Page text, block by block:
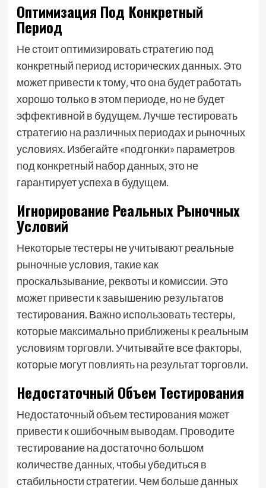
Оптимизация Под Конкретный
Период
Не стоит оптимизировать стратегию под
конкретный период исторических данных. Это
может привести к тому‚ что она будет работать
хорошо только в этом периоде‚ но не будет
эффективной в будущем. Лучше тестировать
стратегию на различных периодах и рыночных
условиях. Избегайте «подгонки» параметров
под конкретный набор данных‚ это не
гарантирует успеха в будущем.
Игнорирование Реальных Рыночных
Условий
Некоторые тестеры не учитывают реальные
рыночные условия‚ такие как
проскальзывание‚ реквоты и комиссии. Это
может привести к завышению результатов
тестирования. Важно использовать тестеры‚
которые максимально приближены к реальным
условиям торговли. Учитывайте все факторы‚
которые могут повлиять на результат торговли.
Недостаточный Объем Тестирования
Недостаточный объем тестирования может
привести к ошибочным выводам. Проводите
тестирование на достаточно большом
количестве данных‚ чтобы убедиться в
стабильности стратегии. Чем больше данных